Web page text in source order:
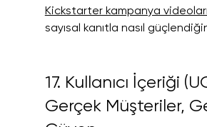
Kickstarter kampanya
sayısal kanıtla nasıl
17. Kullanıcı İçeriği
Gerçek Müşteriler,